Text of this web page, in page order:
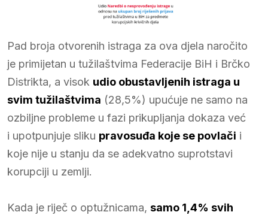
Pad broja otvorenih istraga za ova djela naročito
je primijetan u tužilaštvima Federacije BiH i Brčko
Distrikta, a visok udio obustavljenih istraga u
svim tužilaštvima (28,5%) upućuje ne samo na
ozbiljne probleme u fazi prikupljanja dokaza već
i upotpunjuje sliku pravosuđa koje se povlači i
koje nije u stanju da se adekvatno suprotstavi
korupciji u zemlji.
Kada je riječ o optužnicama, samo 1,4% svih